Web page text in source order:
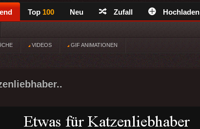
Top 100 Neu Zufall Hochladen
VIDEOS GIF ANIMATIONEN